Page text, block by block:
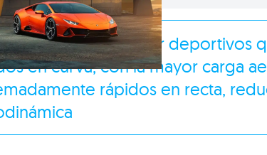
activa permite crear deportivos
en curva, con la mayor carga
rápidos en recta,